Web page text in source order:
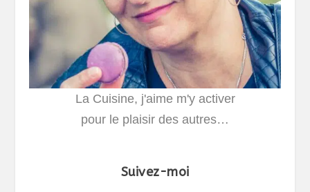
La Cuisine, j'aime m'y activer
pour le plaisir des autres…
Suivez-moi